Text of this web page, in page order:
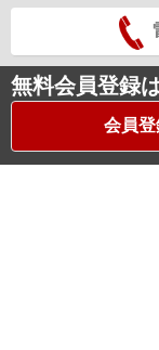
無料会員登録
会員登